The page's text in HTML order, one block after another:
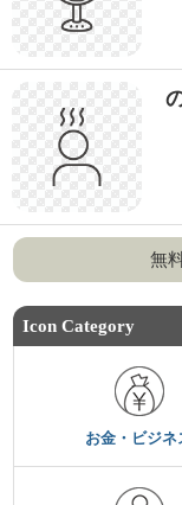
無
Icon Category
お金・ビジネ